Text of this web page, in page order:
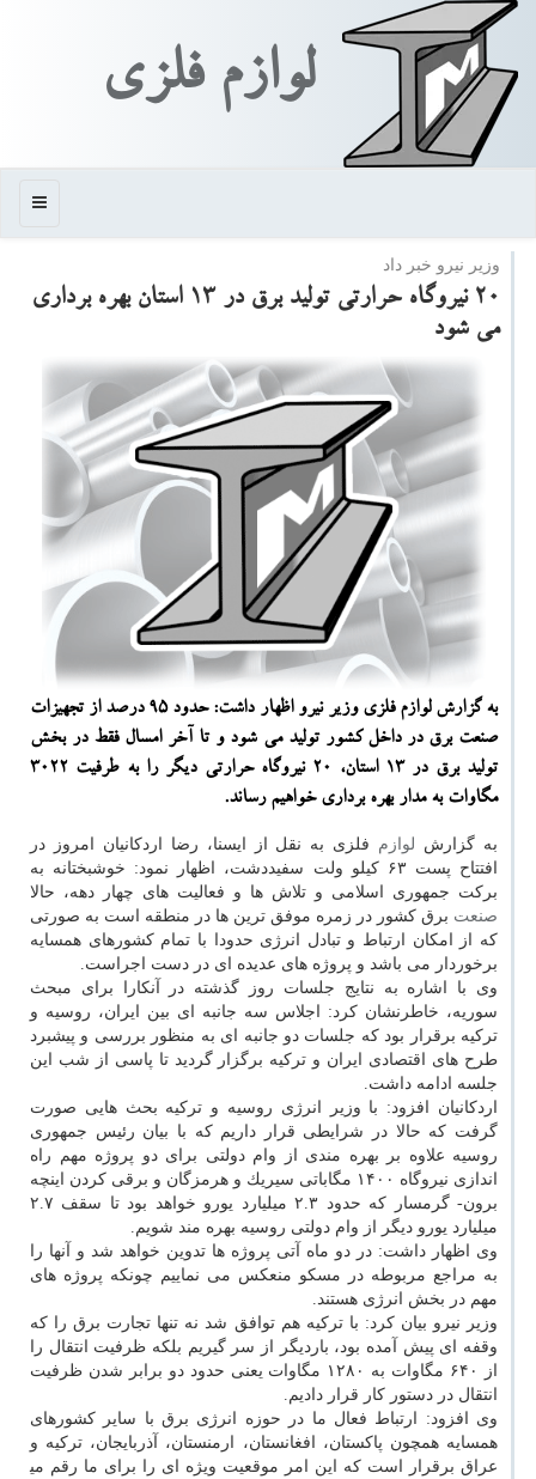
لوازم فلزی
منو
وزیر نیرو خبر داد
۲۰ نیروگاه حرارتی تولید برق در ۱۳ استان بهره برداری
می شود
به گزارش لوازم فلزی وزیر نیرو اظهار داشت: حدود ۹۵ درصد از تجهیزات
صنعت برق در داخل كشور تولید می شود و تا آخر امسال فقط در بخش
تولید برق در ۱۳ استان، ۲۰ نیروگاه حرارتی دیگر را به طرفیت ۳۰۲۲
مگاوات به مدار بهره برداری خواهیم رساند.
به گزارش لوازم فلزی به نقل از ایسنا، رضا اردكانیان امروز در
افتتاح پست ۶۳ كیلو ولت سفیددشت، اظهار نمود: خوشبختانه به
بركت جمهوری اسلامی و تلاش ها و فعالیت های چهار دهه، حالا
صنعت برق كشور در زمره موفق ترین ها در منطقه است به صورتی
كه از امكان ارتباط و تبادل انرژی حدودا با تمام كشورهای همسایه
برخوردار می باشد و پروژه های عدیده ای در دست اجراست.
وی با اشاره به نتایج جلسات روز گذشته در آنكارا برای مبحث
سوریه، خاطرنشان كرد: اجلاس سه جانبه ای بین ایران، روسیه و
تركیه برقرار بود كه جلسات دو جانبه ای به منظور بررسی و پیشبرد
طرح های اقتصادی ایران و تركیه برگزار گردید تا پاسی از شب این
جلسه ادامه داشت.
اردكانیان افزود: با وزیر انرژی روسیه و تركیه بحث هایی صورت
گرفت كه حالا در شرایطی قرار داریم كه با بیان رئیس جمهوری
روسیه علاوه بر بهره مندی از وام دولتی برای دو پروژه مهم راه
اندازی نیروگاه ۱۴۰۰ مگاباتی سیریك و هرمزگان و برقی كردن اینچه
برون- گرمسار كه حدود ۲.۳ میلیارد یورو خواهد بود تا سقف ۲.۷
میلیارد یورو دیگر از وام دولتی روسیه بهره مند شویم.
وی اظهار داشت: در دو ماه آتی پروژه ها تدوین خواهد شد و آنها را
به مراجع مربوطه در مسكو منعكس می نماییم چونكه پروژه های
مهم در بخش انرژی هستند.
وزیر نیرو بیان كرد: با تركیه هم توافق شد نه تنها تجارت برق را كه
وقفه ای پیش آمده بود، باردیگر از سر گیریم بلكه ظرفیت انتقال را
از ۶۴۰ مگاوات به ۱۲۸۰ مگاوات یعنی حدود دو برابر شدن ظرفیت
انتقال در دستور كار قرار دادیم.
وی افزود: ارتباط فعال ما در حوزه انرژی برق با سایر كشورهای
همسایه همچون پاكستان، افغانستان، ارمنستان، آذربایجان، تركیه و
عراق برقرار است كه این امر موقعیت ویژه ای را برای ما رقم می‍